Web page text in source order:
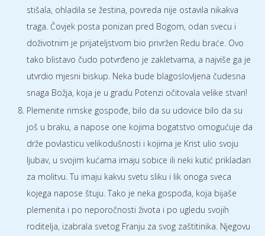
stišala, ohladila se žestina, povreda nije ostavila nikakva
traga. Čovjek posta ponizan pred Bogom, odan svecu i
doživotnim je prijateljstvom bio privržen Redu braće. Ovo
tako blistavo čudo potvrđeno je zakletvama, a najviše ga je
utvrdio mjesni biskup. Neka bude blagoslovljena čudesna
snaga Božja, koja je u gradu Potenzi očitovala velike stvari!
Plemenite rimske gospođe, bilo da su udovice bilo da su
još u braku, a napose one kojima bogatstvo omogućuje da
drže povlasticu velikodušnosti i kojima je Krist ulio svoju
ljubav, u svojim kućama imaju sobice ili neki kutić prikladan
za molitvu. Tu imaju kakvu svetu sliku i lik onoga sveca
kojega napose štuju. Tako je neka gospođa, koja bijaše
plemenita i po neporočnosti života i po ugledu svojih
roditelja, izabrala svetog Franju za svog zaštitinika. Njegovu